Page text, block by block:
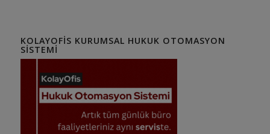
KOLAYOFIS KURUMSAL HUKUK OTOMASYON
SISTEMI